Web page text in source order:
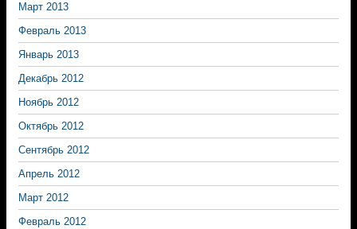
Март 2013
Февраль 2013
Январь 2013
Декабрь 2012
Ноябрь 2012
Октябрь 2012
Сентябрь 2012
Апрель 2012
Март 2012
Февраль 2012